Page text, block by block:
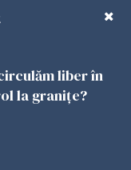
liber în
la granițe?